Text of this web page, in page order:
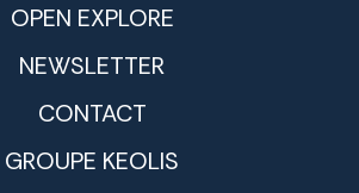
OPEN EXPLORE
NEWSLETTER
CONTACT
GROUPE KEOLIS